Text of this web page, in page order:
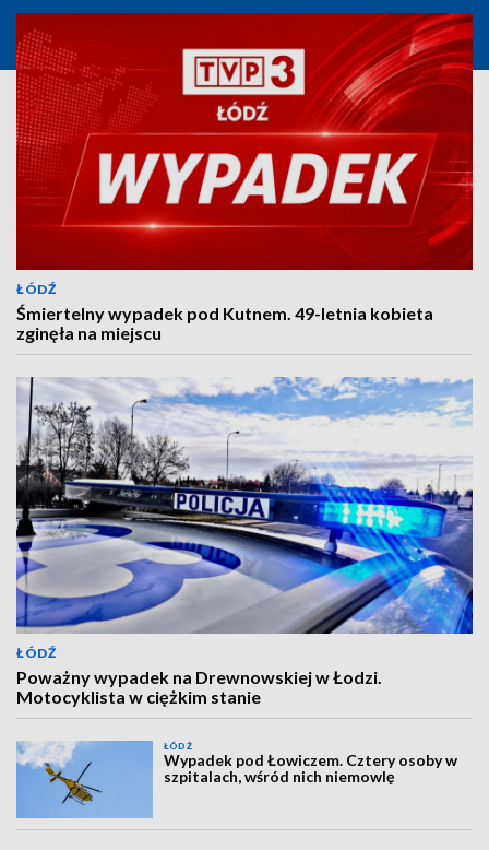
ŁÓDŹ
Śmiertelny wypadek pod Kutnem. 49-letnia kobieta
zginęła na miejscu
ŁÓDŹ
Poważny wypadek na Drewnowskiej w Łodzi.
Motocyklista w ciężkim stanie
ŁÓDŹ
Wypadek pod Łowiczem. Cztery osoby w
szpitalach, wśród nich niemowlę